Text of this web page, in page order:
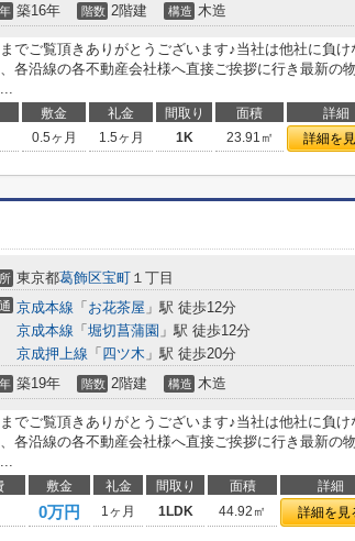
築16年 階数 2階建 構造 木造
でご覧頂きありがとうございます♪当社は他社に負け
各沿線の各不動産会社様へ直接ご挨拶に行き最新の
敷金 礼金 間取り 面積 詳細
0.5ヶ月 1.5ヶ月 1K 23.91㎡ 詳細を
東京都葛飾区宝町 １丁目
京成本線 「 お花茶屋 」駅 徒歩12分
京成本線 「 堀切菖蒲園 」駅 徒歩12分
京成押上線 「 四ツ木 」駅 徒歩20分
築19年 階数 2階建 構造 木造
でご覧頂きありがとうございます♪当社は他社に負け
各沿線の各不動産会社様へ直接ご挨拶に行き最新の
敷金 礼金 間取り 面積 詳細
0万円 1ヶ月 1LDK 44.92㎡ 詳細を見